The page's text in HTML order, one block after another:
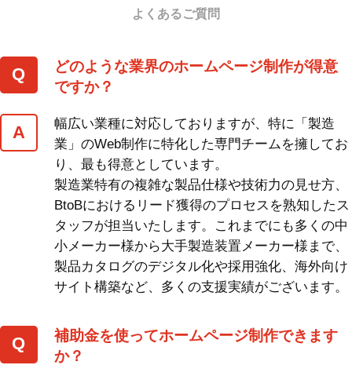
よくあるご質問
どのような業界のホームページ制作が得意
ですか？
幅広い業種に対応しておりますが、特に「製造
業」のWeb制作に特化した専門チームを擁してお
り、最も得意としています。
製造業特有の複雑な製品仕様や技術力の見せ方、
BtoBにおけるリード獲得のプロセスを熟知したス
タッフが担当いたします。これまでにも多くの中
小メーカー様から大手製造装置メーカー様まで、
製品カタログのデジタル化や採用強化、海外向け
サイト構築など、多くの支援実績がございます。
補助金を使ってホームページ制作できます
か？